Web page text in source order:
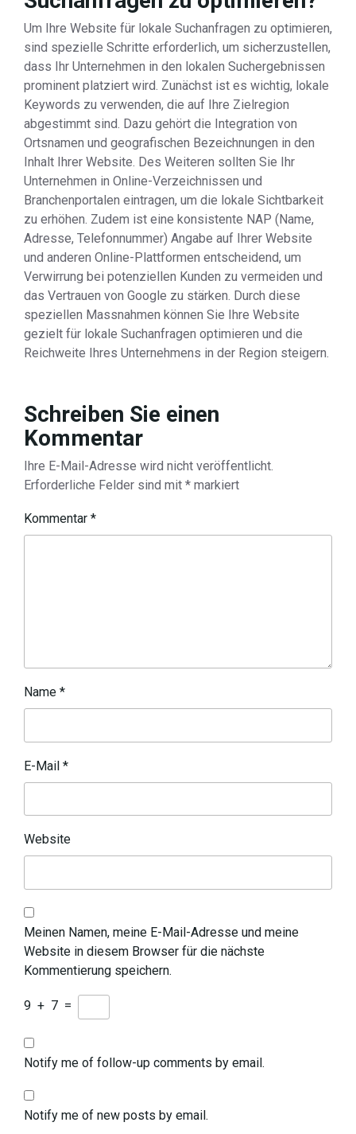
Um Ihre Website für lokale Suchanfragen zu optimieren,
sind spezielle Schritte erforderlich, um sicherzustellen,
dass Ihr Unternehmen in den lokalen Suchergebnissen
prominent platziert wird. Zunächst ist es wichtig, lokale
Keywords zu verwenden, die auf Ihre Zielregion
abgestimmt sind. Dazu gehört die Integration von
Ortsnamen und geografischen Bezeichnungen in den
Inhalt Ihrer Website. Des Weiteren sollten Sie Ihr
Unternehmen in Online-Verzeichnissen und
Branchenportalen eintragen, um die lokale Sichtbarkeit
zu erhöhen. Zudem ist eine konsistente NAP (Name,
Adresse, Telefonnummer) Angabe auf Ihrer Website
und anderen Online-Plattformen entscheidend, um
Verwirrung bei potenziellen Kunden zu vermeiden und
das Vertrauen von Google zu stärken. Durch diese
speziellen Massnahmen können Sie Ihre Website
gezielt für lokale Suchanfragen optimieren und die
Reichweite Ihres Unternehmens in der Region steigern.
Schreiben Sie einen
Kommentar
Ihre E-Mail-Adresse wird nicht veröffentlicht.
Erforderliche Felder sind mit * markiert
Kommentar *
Name *
E-Mail *
Website
Meinen Namen, meine E-Mail-Adresse und meine
Website in diesem Browser für die nächste
Kommentierung speichern.
9 + 7 =
Notify me of follow-up comments by email.
Notify me of new posts by email.